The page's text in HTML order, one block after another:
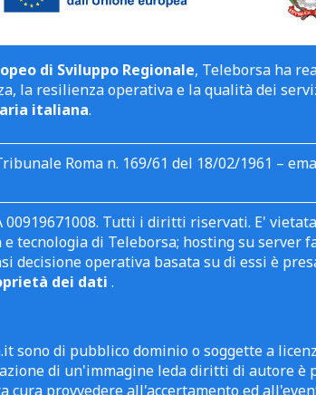
di Sviluppo Regionale, Teleborsa ha
la resilienza operativa e la qualità dei
italiana.
Roma n. 169/61 del 18/02/1961 –
00919671008. Tutti i diritti riservati. E'
tecnologia di Teleborsa; hosting su server
decisione operativa basata su di essi è
dei dati .
sono di pubblico dominio o soggette a
di un'immagine leda diritti di autore
cura provvedere all'accertamento ed